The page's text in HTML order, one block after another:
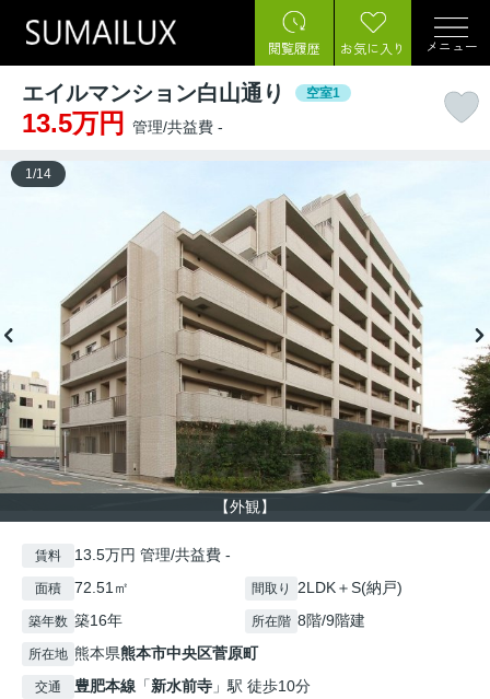
閲覧履歴 お気に入り メニュー
エイルマンション白山通り 空室1
13.5万円 管理/共益費 -
【外観】
1 /14
賃料 13.5万円 管理/共益費 -
面積 72.51㎡ 間取り 2LDK＋S(納戸)
築年数 築16年 所在階 8階/9階建
所在地 熊本県熊本市中央区菅原町
交通 豊肥本線 「新水前寺 」駅 徒歩10分